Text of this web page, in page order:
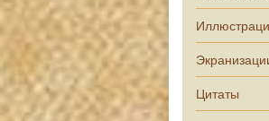
Цитаты